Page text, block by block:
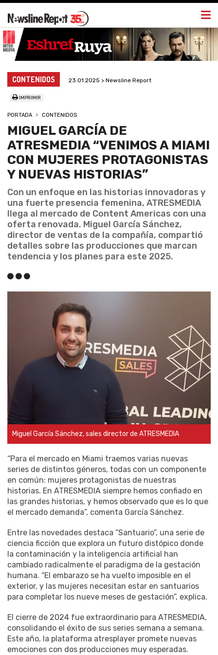
CONTENIDOS 23.01.2025 > Newsline Report
IMPRIMIR
PORTADA CONTENIDOS
MIGUEL GARCÍA DE
ATRESMEDIA “VENIMOS A MIAMI
CON MUJERES PROTAGONISTAS
Y NUEVAS HISTORIAS”
Con un enfoque en las historias innovadoras y
una fuerte presencia femenina, ATRESMEDIA
llega al mercado de Content Americas con una
oferta renovada. Miguel García Sánchez,
director de ventas de la compañía, compartió
detalles sobre las producciones que marcan
tendencia y los planes para este 2025.
Miguel García Sánchez, sales director de ATRESMEDIA
“Para el mercado en Miami traemos varias nuevas
series de distintos géneros, todas con un componente
en común: mujeres protagonistas de nuestras
historias. En ATRESMEDIA siempre hemos confiado en
las grandes historias, y hemos observado que es lo que
el mercado demanda”, comenta García Sánchez.
Entre las novedades destaca “Santuario”, una serie de
ciencia ficción que explora un futuro distópico donde
la contaminación y la inteligencia artificial han
cambiado radicalmente el paradigma de la gestación
humana. “El embarazo se ha vuelto imposible en el
exterior, y las mujeres necesitan estar en santuarios
para completar los nueve meses de gestación”, explica.
El cierre de 2024 fue extraordinario para ATRESMEDIA,
consolidando el éxito de sus series semana a semana.
Este año, la plataforma atresplayer promete nuevas
emociones con dos producciones muy esperadas.